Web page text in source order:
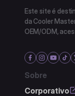
Este site é
da Cooler
OEM/ODM,
Sobre
Corporativo